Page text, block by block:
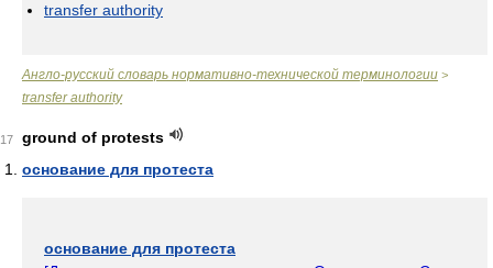
transfer аuthority
Англо-русский словарь нормативно-технической терминологии >
transfer аuthority
17
ground of protests
основание для протеста
основание для протеста